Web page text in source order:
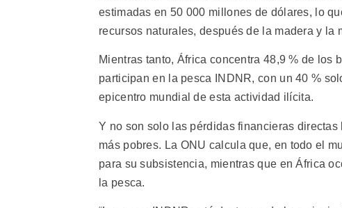
estimadas en 50 000 millones de dólares, lo
recursos naturales, después de la madera y la
Mientras tanto, África concentra 48,9 % de
participan en la pesca INDNR, con un 40 %
epicentro mundial de esta actividad ilícita.
Y no son solo las pérdidas financieras
más pobres. La ONU calcula que, en todo el
para su subsistencia, mientras que en África
la pesca.